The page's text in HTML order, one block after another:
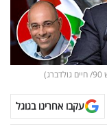
עקבו אחרינו בגוגל